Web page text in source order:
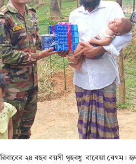
২৪ বছর বয়সী গৃহবধু রাবেয়া বেগম।